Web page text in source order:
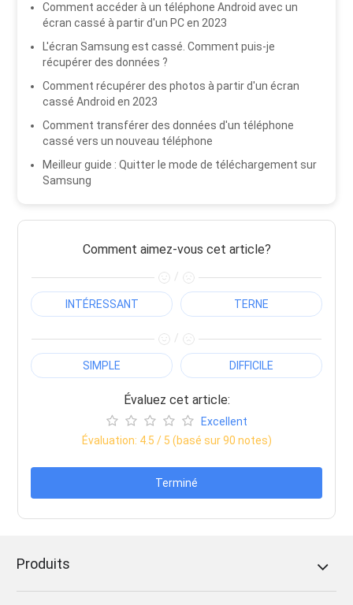
Comment accéder à un téléphone Android avec un
écran cassé à partir d'un PC en 2023
L'écran Samsung est cassé. Comment puis-je
récupérer des données ?
Comment récupérer des photos à partir d'un écran
cassé Android en 2023
Comment transférer des données d'un téléphone
cassé vers un nouveau téléphone
Meilleur guide : Quitter le mode de téléchargement sur
Samsung
Comment aimez-vous cet article?
/
INTÉRESSANT TERNE
/
SIMPLE DIFFICILE
Évaluez cet article:
Excellent
Évaluation: 4.5 / 5 (basé sur90 notes)
Terminé
Produits